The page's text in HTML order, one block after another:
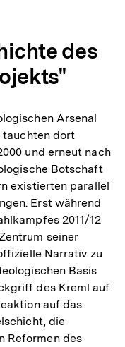
des
Arsenal
tauchten dort
und erneut nach
Botschaft
existierten parallel
Erst während
2011/12
seiner
Narrativ zu
Basis
des Kreml auf
auf das
die
Reformen des